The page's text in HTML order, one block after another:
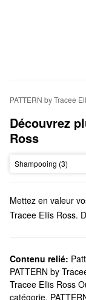
PATTERN by Tracee
Découvrez
Ross
Shampooing (3)
Mettez en valeur
Tracee Ellis Ross.
Est-ce que
Ellis Ross?
Sephora propose
Contenu relié:
PATTERN by
Tracee Ellis Ross
catégorie,